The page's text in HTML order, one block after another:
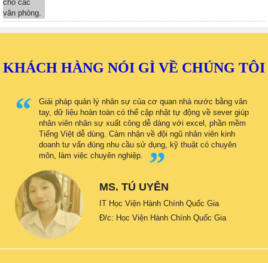
KHÁCH HÀNG NÓI GÌ VỀ CHÚNG TÔI
Giái pháp quản lý nhân sự của cơ quan nhà nước bằng vân
tay, dữ liệu hoàn toàn có thể cập nhật tự động về sever giúp
nhân viên nhân sự xuất công dễ dàng với excel, phần mềm
Tiếng Việt dễ dùng. Cảm nhận về đội ngũ nhân viên kinh
doanh tư vấn đúng nhu cầu sử dụng, kỹ thuật có chuyên
môn, làm việc chuyên nghiệp.
MS. TÚ UYÊN
IT Học Viện Hành Chính Quốc Gia
Đ/c: Học Viện Hành Chính Quốc Gia